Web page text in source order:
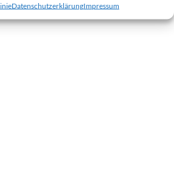
DatenschutzerklärungImpressum